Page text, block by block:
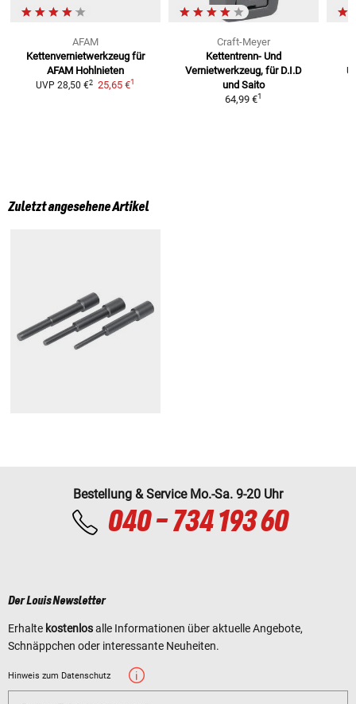
AFAM
Kettenvernietwerkzeug für
AFAM Hohlnieten
UVP 28,50 €2 25,65 €1
Craft-Meyer
Kettentrenn- Und
Vernietwerkzeug, für D.I.D
und Saito
64,99 €1
Zuletzt angesehene Artikel
Bestellung & Service Mo.-Sa. 9-20 Uhr
040 - 734 193 60
Der Louis Newsletter
Erhalte kostenlosalle Informationen über aktuelle Angebote,
Schnäppchen oder interessante Neuheiten.
Hinweis zum Datenschutz